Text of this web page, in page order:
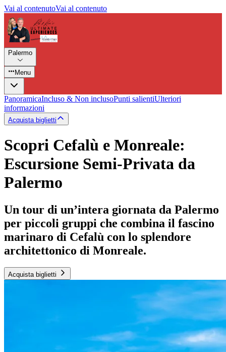
Vai al contenutoVai al contenuto
Palermo
Menu
PanoramicaIncluso & Non inclusoPunti salientiUlteriori
informazioni
Acquista biglietti
Scopri Cefalù e Monreale:
Escursione Semi-Privata da
Palermo
Un tour di un’intera giornata da Palermo
per piccoli gruppi che combina il fascino
marinaro di Cefalù con lo splendore
architettonico di Monreale.
Acquista biglietti